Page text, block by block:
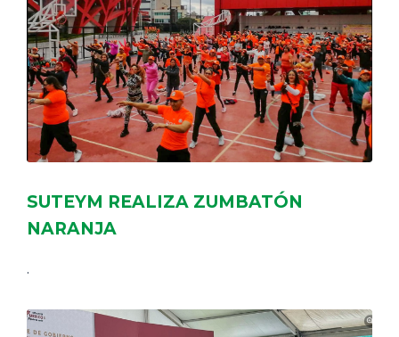
SUTEYM REALIZA ZUMBATÓN
NARANJA
.